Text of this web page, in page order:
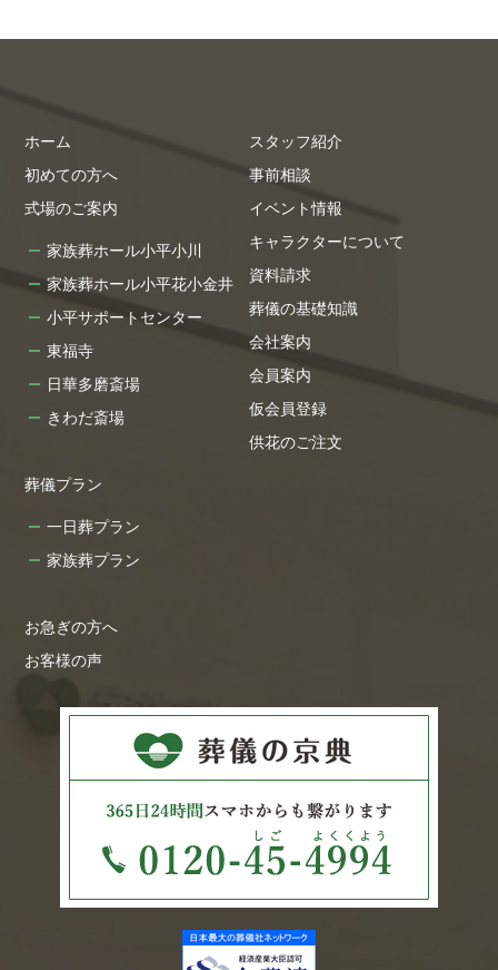
ホーム
初めての方へ
式場のご案内
家族葬ホール小平小川
家族葬ホール小平花小金井
小平サポートセンター
東福寺
日華多磨斎場
きわだ斎場
葬儀プラン
一日葬プラン
家族葬プラン
お急ぎの方へ
お客様の声
スタッフ紹介
事前相談
イベント情報
キャラクターについて
資料請求
葬儀の基礎知識
会社案内
会員案内
仮会員登録
供花のご注文